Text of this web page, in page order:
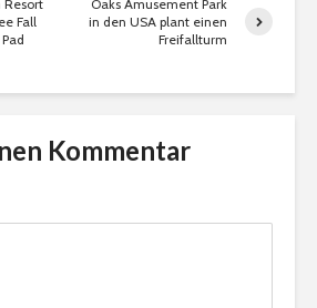
Resort
Fall
Oaks Amusement Park
in den USA plant einen
Freifallturm
Kommentar